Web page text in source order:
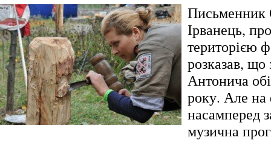
Письменник
Ірванець,
територією
розказав, що
Антонича
року. Але на
насамперед
музична